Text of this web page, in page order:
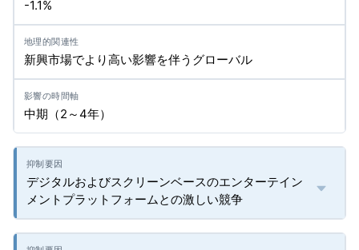
-1.1%
新興市場でより高い影響を伴うグローバル
中期（2～4年）
デジタルおよびスクリーンベースのエンターテイン
メントプラットフォームとの激しい競争